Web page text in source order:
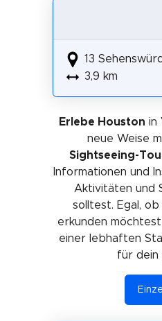
13
3,9 km
Erlebe Houston in
neue Weise
Sightseeing-
Informationen und
Aktivitäten und
solltest. Egal,
erkunden
einer lebhaften
für dein